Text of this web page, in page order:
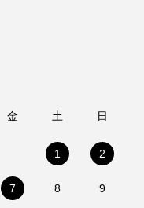
金 土 日
1 2
7 8 9